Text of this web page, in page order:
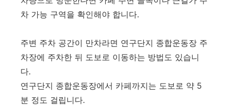
차 가능 구역을 확인해야 합니다.
주변 주차 공간이 만차라면 연구단지 종합운동장 주
차장에 주차한 뒤 도보로 이동하는 방법도 있습니
다.
연구단지 종합운동장에서 카페까지는 도보로 약 5
분 정도 걸립니다.